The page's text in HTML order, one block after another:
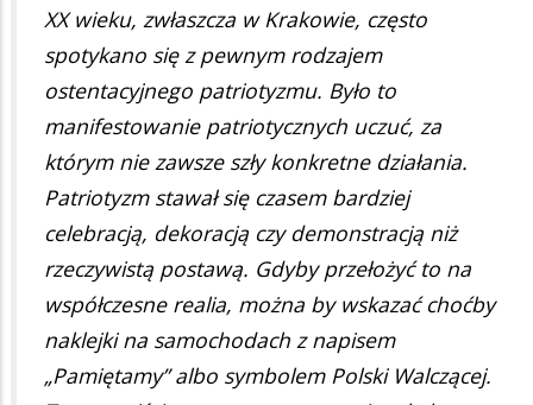
XX wieku, zwłaszcza w Krakowie, często
spotykano się z pewnym rodzajem
ostentacyjnego patriotyzmu. Było to
manifestowanie patriotycznych uczuć, za
którym nie zawsze szły konkretne działania.
Patriotyzm stawał się czasem bardziej
celebracją, dekoracją czy demonstracją niż
rzeczywistą postawą. Gdyby przełożyć to na
współczesne realia, można by wskazać choćby
naklejki na samochodach z napisem
„Pamiętamy” albo symbolem Polski Walczącej.